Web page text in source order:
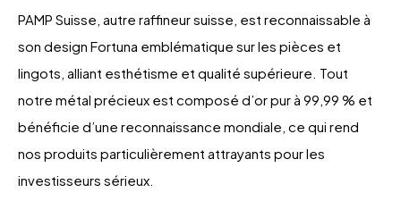
PAMP Suisse, autre raffineur suisse, est reconnaissable à
son design Fortuna emblématique sur les pièces et
lingots, alliant esthétisme et qualité supérieure. Tout
notre métal précieux est composé d’or pur à 99,99 % et
bénéficie d’une reconnaissance mondiale, ce qui rend
nos produits particulièrement attrayants pour les
investisseurs sérieux.